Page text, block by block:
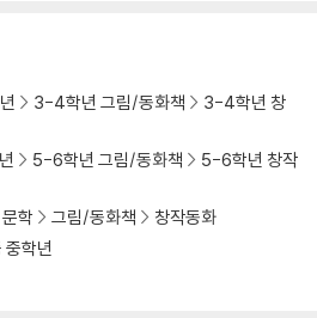
3-4학년 그림/동화책
3-4학년 창
5-6학년 그림/동화책
5-6학년 창작
학 그림/동화책
창작동화
중학년